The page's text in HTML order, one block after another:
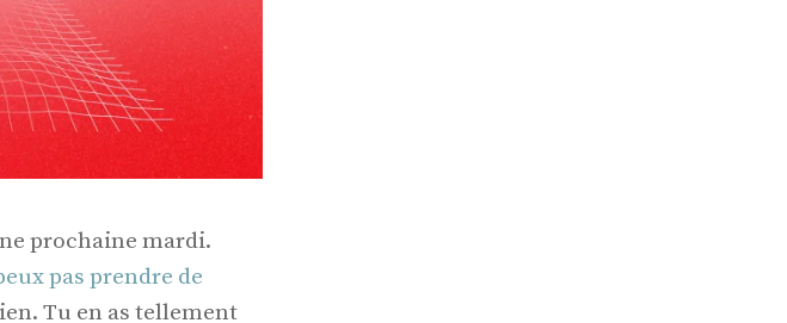
prochaine mardi.
pas prendre de
Tu en as tellement